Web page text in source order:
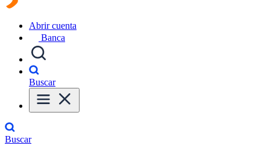
Abrir cuenta
Banca
Buscar
Buscar